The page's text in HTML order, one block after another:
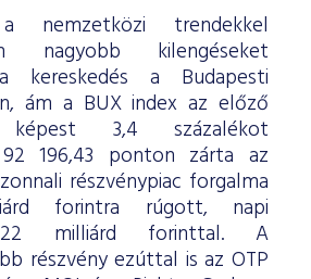
nemzetközi trendekkel
nagyobb kilengéseket
kereskedés a Budapesti
ám a BUX index az előző
képest 3,4 százalékot
196,43 ponton zárta az
részvénypiac forgalma
forintra rúgott, napi
milliárd forinttal. A
részvény ezúttal is az OTP